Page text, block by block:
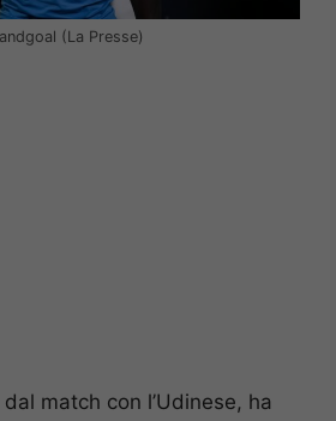
(La Presse)
dal match con l’Udinese, ha